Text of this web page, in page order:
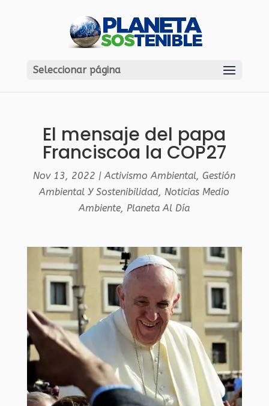
Seleccionar página
El mensaje del papa
Franciscoa la COP27
Nov 13, 2022 |Activismo Ambiental,Gestión
Ambiental Y Sostenibilidad,Noticias Medio
Ambiente,Planeta Al Día